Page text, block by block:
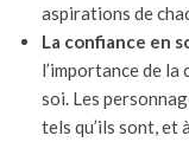
aspirations de
La confiance en
l’importance de la
soi. Les
tels qu’ils sont, et